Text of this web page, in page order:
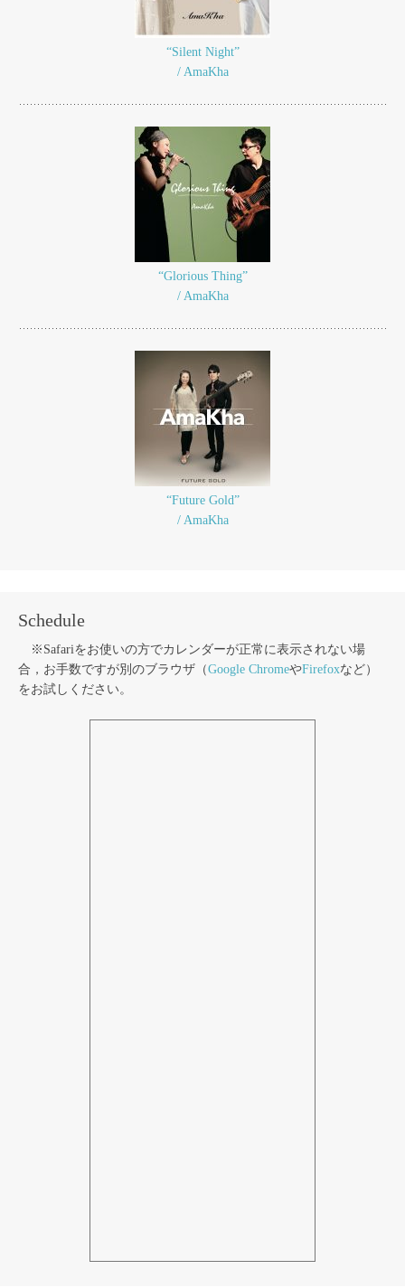
“Silent Night”
/ AmaKha
“Glorious Thing”
/ AmaKha
“Future Gold”
/ AmaKha
Schedule
※Safariをお使いの方でカレンダーが正常に表示されない場
合，お手数ですが別のブラウザ（Google ChromeやFirefoxなど）
をお試しください。